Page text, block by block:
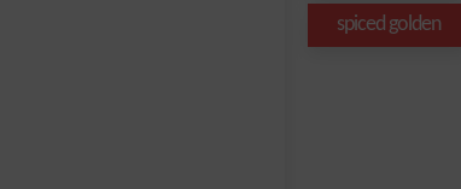
spiced golden